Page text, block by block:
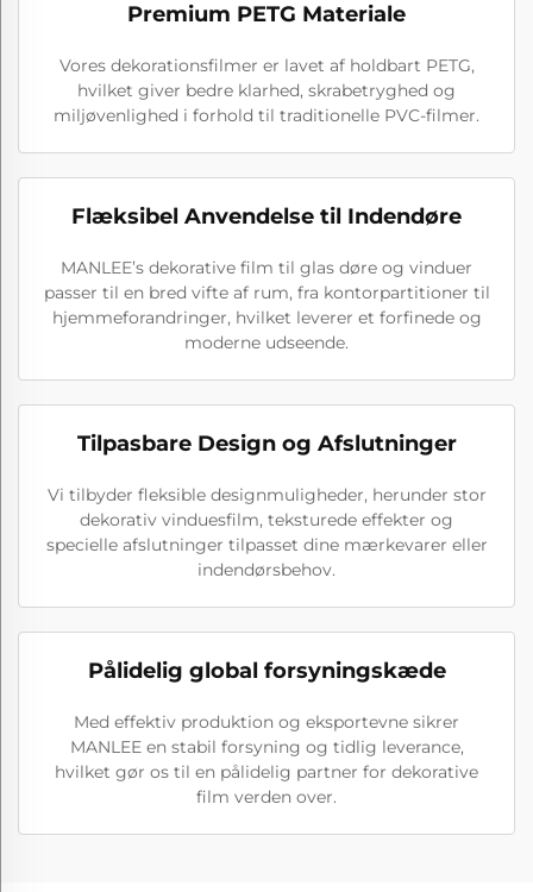
Premium PETG Materiale
Vores dekorationsfilmer er lavet af holdbart PETG,
hvilket giver bedre klarhed, skrabetryghed og
miljøvenlighed i forhold til traditionelle PVC-filmer.
Flæksibel Anvendelse til Indendøre
MANLEE’s dekorative film til glas døre og vinduer
passer til en bred vifte af rum, fra kontorpartitioner til
hjemmeforandringer, hvilket leverer et forfinede og
moderne udseende.
Tilpasbare Design og Afslutninger
Vi tilbyder fleksible designmuligheder, herunder stor
dekorativ vinduesfilm, teksturede effekter og
specielle afslutninger tilpasset dine mærkevarer eller
indendørsbehov.
Pålidelig global forsyningskæde
Med effektiv produktion og eksportevne sikrer
MANLEE en stabil forsyning og tidlig leverance,
hvilket gør os til en pålidelig partner for dekorative
film verden over.